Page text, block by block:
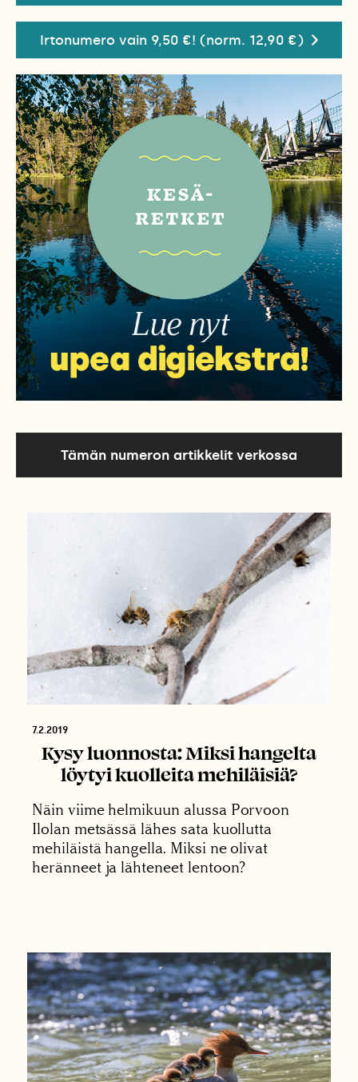
Irtonumero vain 9,50 €! (norm. 12,90 €)
Tämän numeron artikkelit verkossa
7.2.2019
Kysy luonnosta: Miksi hangelta
löytyi kuolleita mehiläisiä?
Näin viime helmikuun alussa Porvoon
Ilolan metsässä lähes sata kuollutta
mehiläistä hangella. Miksi ne olivat
heränneet ja lähteneet lentoon?